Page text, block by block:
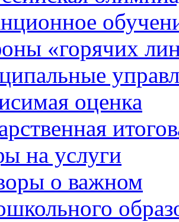
«горячих
оценка
на услуги
о важном